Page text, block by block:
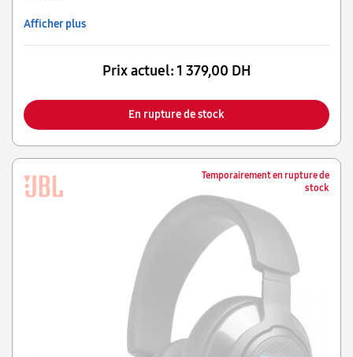
Afficher plus
Prix actuel:1 379,00 DH
En rupture de stock
Temporairement en rupture de
stock